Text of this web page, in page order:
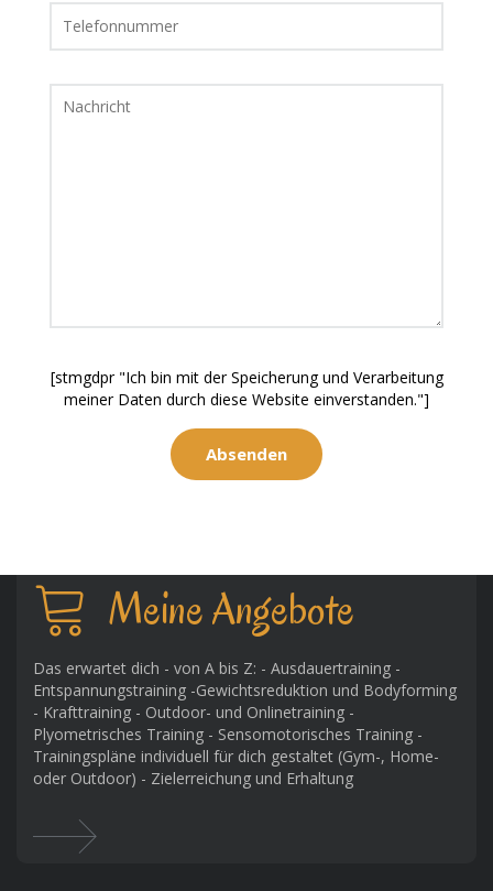
[stmgdpr "Ich bin mit der Speicherung und Verarbeitung
meiner Daten durch diese Website einverstanden."]
Meine Angebote
Das erwartet dich - von A bis Z: - Ausdauertraining -
Entspannungstraining -Gewichtsreduktion und Bodyforming
- Krafttraining - Outdoor- und Onlinetraining -
Plyometrisches Training - Sensomotorisches Training -
Trainingspläne individuell für dich gestaltet (Gym-, Home-
oder Outdoor) - Zielerreichung und Erhaltung